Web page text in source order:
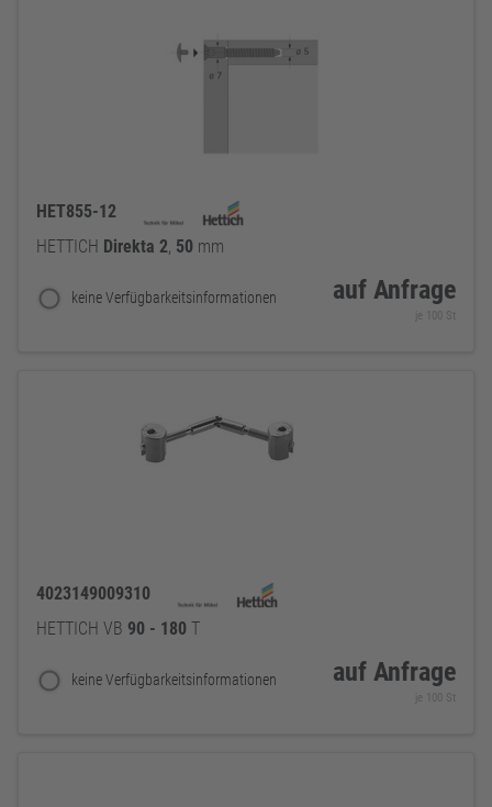
HET855-12
HETTICH Direkta 2, 50 mm
keine Verfügbarkeitsinformationen auf Anfrage
je 100 St
4023149009310
HETTICH VB 90 - 180 T
keine Verfügbarkeitsinformationen auf Anfrage
je 100 St